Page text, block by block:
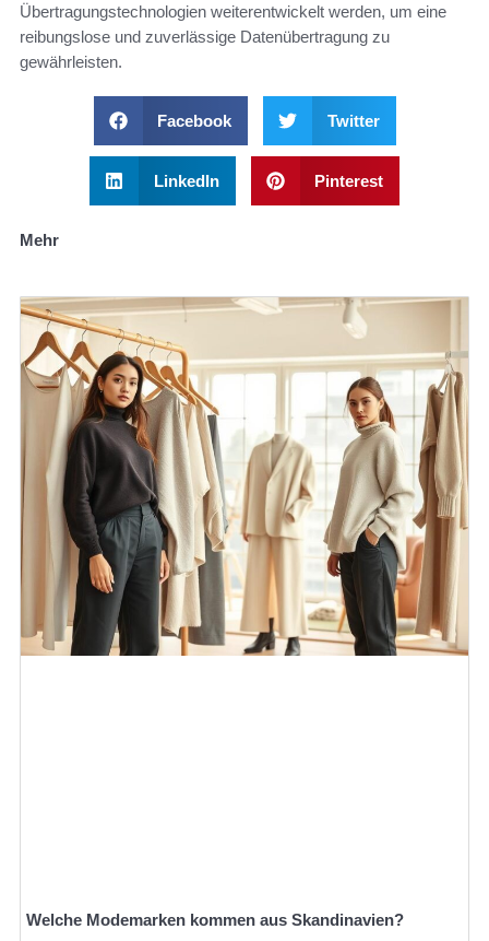
Übertragungstechnologien weiterentwickelt werden, um eine
reibungslose und zuverlässige Datenübertragung zu
gewährleisten.
Facebook Twitter
LinkedIn Pinterest
Mehr
Welche Modemarken kommen aus Skandinavien?